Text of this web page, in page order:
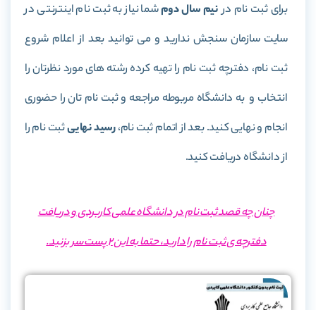
برای ثبت نام درنیم سال دومشما نیاز به ثبت نام اینترنتی در
سایت سازمان سنجش ندارید و می توانید بعد از اعلام شروع
ثبت نام، دفترچه ثبت نام را تهیه کرده رشته های مورد نظرتان را
انتخاب و به دانشگاه مربوطه مراجعه و ثبت نام تان را حضوری
انجام و نهایی کنید. بعد از اتمام ثبت نام،رسید نهاییثبت نام را
از دانشگاه دریافت کنید.
چنان چه قصد ثبت نام در دانشگاه علمی کاربردی و دریافت
دفترچه ی ثبت نام را دارید، حتما به این 2 پست سر بزنید.